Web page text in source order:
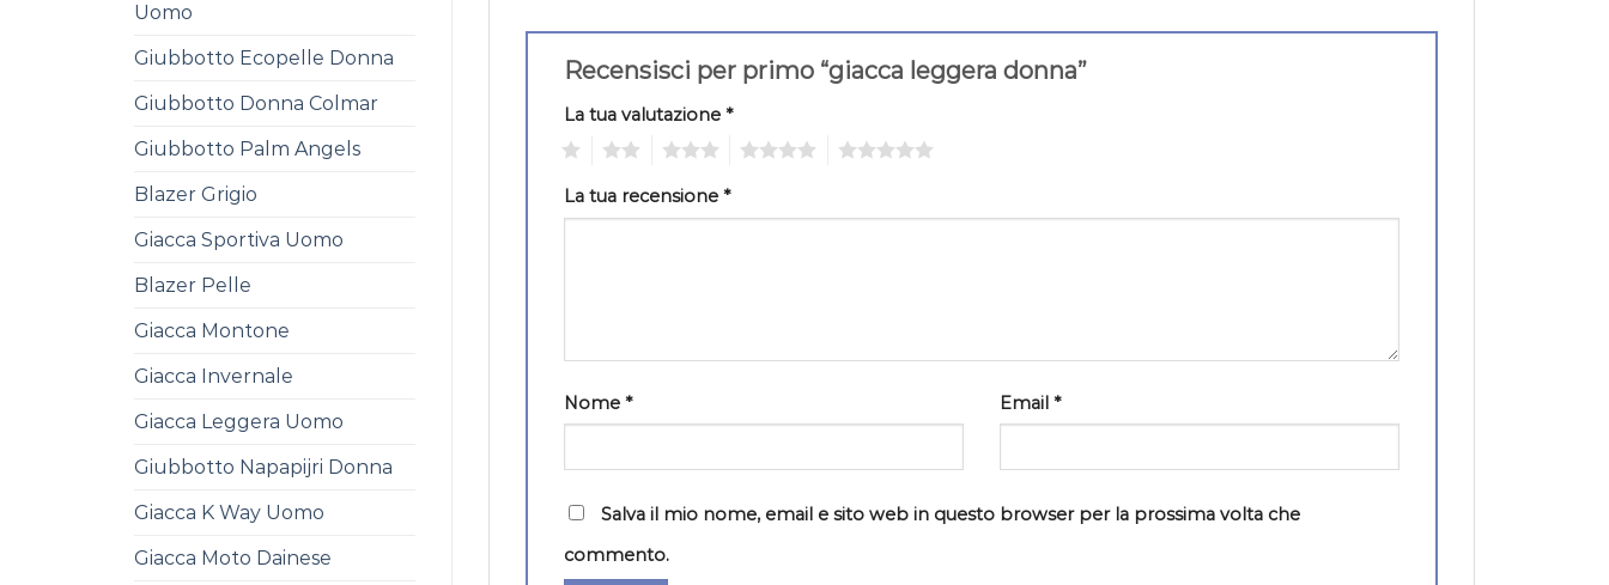
Uomo
Giubbotto Ecopelle Donna
Giubbotto Donna Colmar
Giubbotto Palm Angels
Blazer Grigio
Giacca Sportiva Uomo
Blazer Pelle
Giacca Montone
Giacca Invernale
Giacca Leggera Uomo
Giubbotto Napapijri Donna
Giacca K Way Uomo
Giacca Moto Dainese
Recensisci per primo “giacca leggera donna”
La tua valutazione *
La tua recensione *
Nome * Email *
Salva il mio nome, email e sito web in questo browser per la prossima volta che
commento.